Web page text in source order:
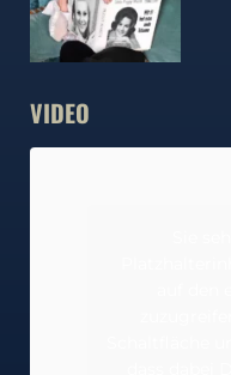
VIDEO